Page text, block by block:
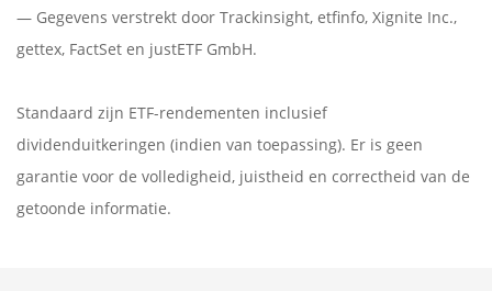
— Gegevens verstrekt door Trackinsight, etfinfo, Xignite Inc.,
gettex, FactSet en justETF GmbH.
Standaard zijn ETF-rendementen inclusief
dividenduitkeringen (indien van toepassing). Er is geen
garantie voor de volledigheid, juistheid en correctheid van de
getoonde informatie.